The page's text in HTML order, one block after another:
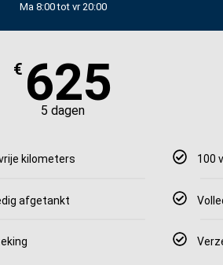
Ma 8:00 tot vr 20:00
€ 625
5 dagen
kilometers
afgetankt
100